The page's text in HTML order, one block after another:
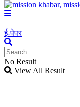
ई-पेपर
No Result
View All Result